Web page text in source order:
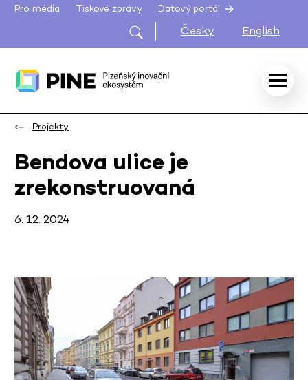
Pro média Tiskové zprávy Datový portál
Česky English
Projekty
Bendova ulice je
zrekonstruovaná
6. 12. 2024